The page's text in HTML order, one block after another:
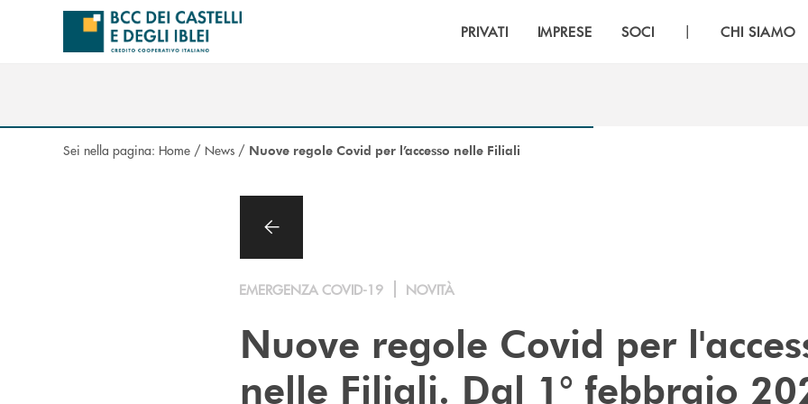
Salta al contenuto principale
PRIVATI IMPRESE SOCI | CHI SIAMO
Sei nella pagina: Home / News / Nuove regole Covid per l’accesso nelle Filiali
EMERGENZA COVID-19 NOVITÀ
Nuove regole Covid per
nelle Filiali. Dal 1° febbraio